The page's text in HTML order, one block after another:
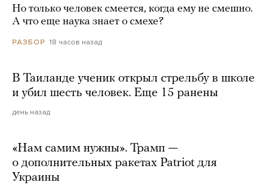
Но только человек смеется, когда ему не смешно.
А что еще наука знает о смехе?
РАЗБОР 18 часов назад
В Таиланде ученик открыл стрельбу в школе
и убил шесть человек. Еще 15 ранены
день назад
«Нам самим нужны». Трамп —
о дополнительных ракетах Patriot для
Украины